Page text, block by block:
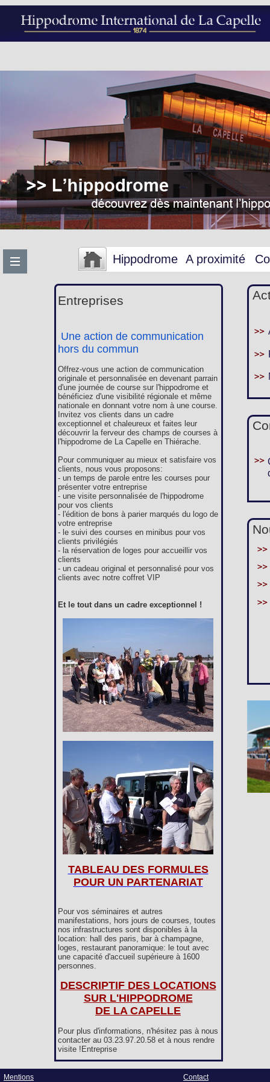
Hippodrome A proximité
Entreprises
Une action de communication
hors du commun
Offrez-vous une action de communication
originale et personnalisée en devenant parrain
d'une journée de course sur l'hippodrome et
bénéficiez d'une visibilité régionale et même
nationale en donnant votre nom à une course.
Invitez vos clients dans un cadre
exceptionnel et chaleureux et faites leur
découvrir la ferveur des champs de courses à
l'hippodrome de La Capelle en Thiérache.
Pour communiquer au mieux et satisfaire vos
clients, nous vous proposons:
- un temps de parole entre les courses pour
présenter votre entreprise
- une visite personnalisée de l'hippodrome
pour vos clients
- l'édition de bons à parier marqués du logo de
votre entreprise
- le suivi des courses en minibus pour vos
clients privilégiés
- la réservation de loges pour accueillir vos
clients
- un cadeau original et personnalisé pour vos
clients avec notre coffret VIP
Et le tout dans un cadre exceptionnel !
TABLEAU DES FORMULES
POUR UN PARTENARIAT
Pour vos séminaires et autres
manifestations, hors jours de courses, toutes
nos infrastructures sont disponibles à la
location: hall des paris, bar à champagne,
loges, restaurant panoramique: le tout avec
une capacité d'accueil supérieure à 1600
personnes.
DESCRIPTIF DES LOCATIONS
SUR L'HIPPODROME
DE LA CAPELLE
Pour plus d'informations, n'hésitez pas à nous
contacter au 03.23.97.20.58 et à nous rendre
visite !Entreprise
Mentions
Contact